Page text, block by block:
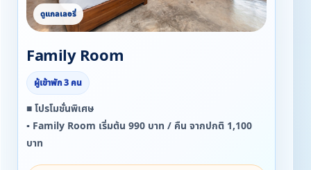
Family Room
ผู้เข้าพัก 3 คน
■ โปรโมชั่นพิเศษ
▪ Family Room เริ่มต้น 990 บาท / คืน จากปกติ 1,100
บาท